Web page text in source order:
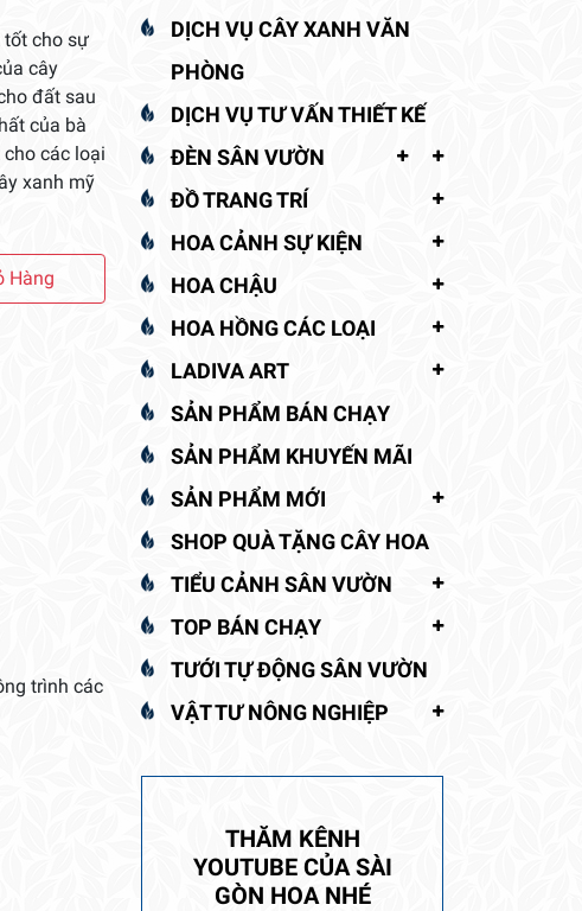
cho sự
cây
đất sau
của bà
các loại
xanh mỹ
Hàng
trình các
DỊCH VỤ CÂY XANH VĂN
PHÒNG
DỊCH VỤ TƯ VẤN THIẾT KẾ
ĐÈN SÂN VƯỜN
ĐỒ TRANG TRÍ
HOA CẢNH SỰ KIỆN
HOA CHẬU
HOA HỒNG CÁC LOẠI
LADIVA ART
SẢN PHẨM BÁN CHẠY
SẢN PHẨM KHUYẾN MÃI
SẢN PHẨM MỚI
SHOP QUÀ TẶNG CÂY HOA
TIỂU CẢNH SÂN VƯỜN
TOP BÁN CHẠY
TƯỚI TỰ ĐỘNG SÂN VƯỜN
VẬT TƯ NÔNG NGHIỆP
THĂM KÊNH
YOUTUBE CỦA SÀI
GÒN HOA NHÉ